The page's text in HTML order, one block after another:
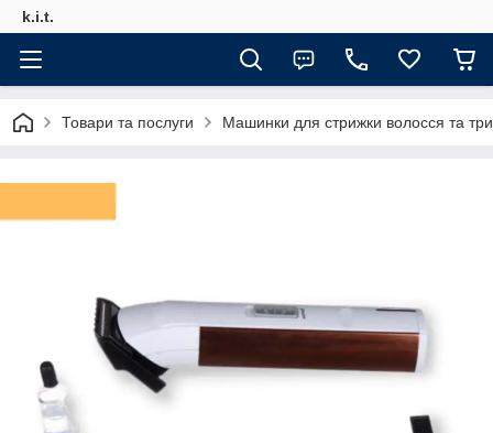
k.i.t.
Товари та послуги Машинки для стрижки волосся та